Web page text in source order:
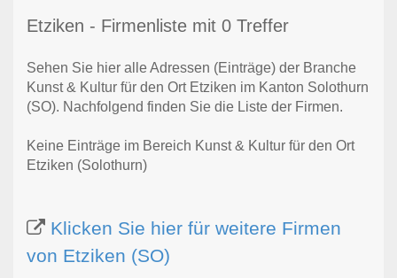
Etziken - Firmenliste mit 0 Treffer
Sehen Sie hier alle Adressen (Einträge) der Branche
Kunst & Kultur für den Ort Etziken im Kanton Solothurn
(SO). Nachfolgend finden Sie die Liste der Firmen.
Keine Einträge im Bereich Kunst & Kultur für den Ort
Etziken (Solothurn)
Klicken Sie hier für weitere Firmen
von Etziken (SO)